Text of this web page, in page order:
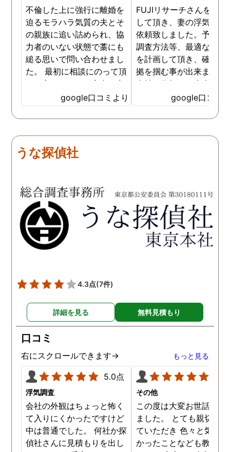
不倫した上に強行に離婚を
迫るモラハラ気質の夫とそ
の親族に追い詰められ、協
力者のいない状態で藁にも
縋る思いで問い合わせまし
た。 最初に相談にのって頂
いた方も、とても率直に意
見を言っていただき、また
費用面も正直に答えていた
だき、私の望む結果を得る
言えないですが、それでも
少しでも低く抑えるアドバ
た。 調査も私の望む結果を
得るべく、尽力して頂き、
密に連絡をいただきなが
ら、丁寧に対応してくださ
いました。 おかげで、とて
も、不安で日々辛い気持ち
対応して頂いた上に、かな
り迅速に弁護士に関するア
ドバイスを頂き繋いで下さ
った事、本当に感謝してい
ます。
google口コミより
FUJIリサーチさんをご紹
して頂き、妻の浮気調査
依頼致しました。予算か
調査方法等、最適なやり
を計画して頂き、確実な
拠を掴む事が出来ました
当社に依頼して本当に良
ったと実感しております
依頼中にはいろいろな相
も聞いて頂き、救われる
謝しております。 私と
何かありましたらご相談
せて頂きたいと思います
google口コミ
うな探偵社
4.3点(7件)
詳細を見る 無料見積もり
口コミ
右にスクロールできます→ もっと見る
5.0点
浮気調査
会社の外観はちょっと怖く
て入りにくかったですけど
中は普通でした。 何社か探
偵社さんに見積もりを出し
その他
この度は大変お世話にな
ました。 とても親切に
ていただき 色々と気付
かったことなども教えて